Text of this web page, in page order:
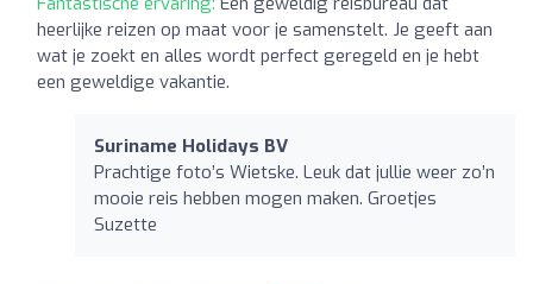
heerlijke reizen op maat voor je samenstelt. Je geeft aan
wat je zoekt en alles wordt perfect geregeld en je hebt
een geweldige vakantie.
Suriname Holidays BV
Prachtige foto’s Wietske. Leuk dat jullie weer zo’n
mooie reis hebben mogen maken. Groetjes
Suzette